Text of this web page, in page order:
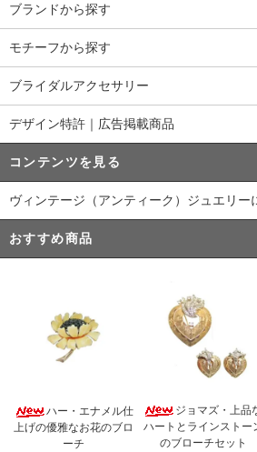
ブランドから探す
モチーフから探す
ブライダルアクセサリー
デザイン特許｜広告掲載商品
コンテンツを見る
ヴィンテージ（アンティーク）ジュエリー
おすすめ商品
ハー・エナメル仕
上げの優雅なお花のブロ
ーチ
ジョマズ・上品
ハートとラインストー
のブローチセット